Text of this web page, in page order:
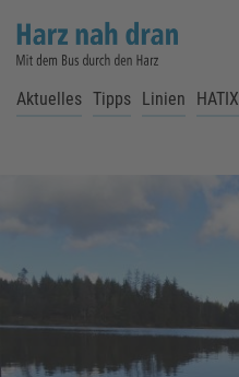
Aktuelles Tipps Linien HATIX